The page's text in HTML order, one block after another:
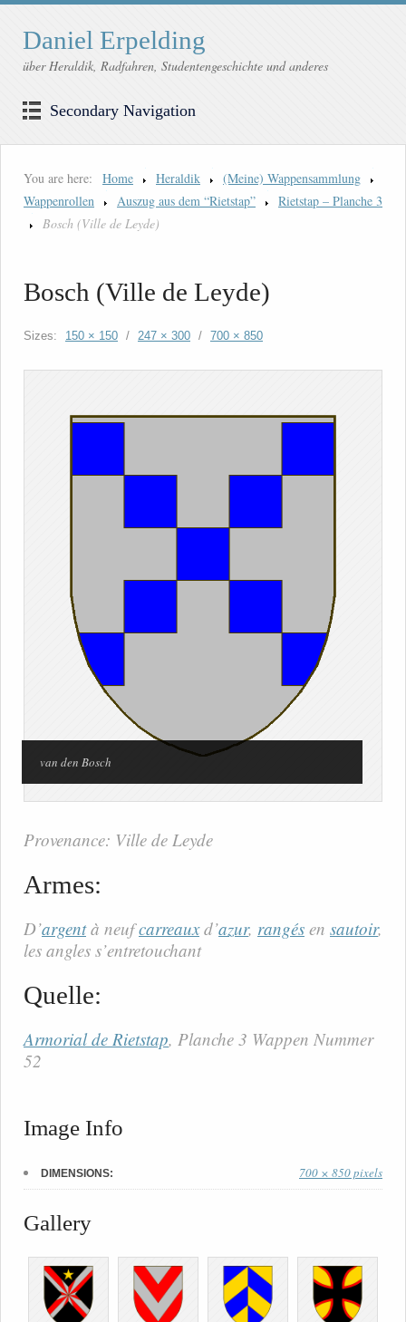
Daniel Erpelding
über Heraldik, Radfahren, Studentengeschichte und anderes
Secondary Navigation
You are here: Home Heraldik
(Meine) Wappensammlung
Wappenrollen
Auszug aus dem “Rietstap”
Rietstap – Planche 3
Bosch (Ville de Leyde)
Bosch (Ville de Leyde)
Sizes: 150 × 150 / 247 × 300 / 700 × 850
van den Bosch
Provenance: Ville de Leyde
Armes:
D’argentà neufcarreauxd’azur, rangés en sautoir,
les angles s’entretouchant
Quelle:
Armorial de Rietstap, Planche 3 Wappen Nummer
52
Image Info
DIMENSIONS: 700 × 850 pixels
Gallery